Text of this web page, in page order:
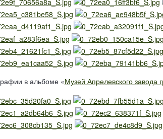
в альбоме «Музей Апрелевского завода